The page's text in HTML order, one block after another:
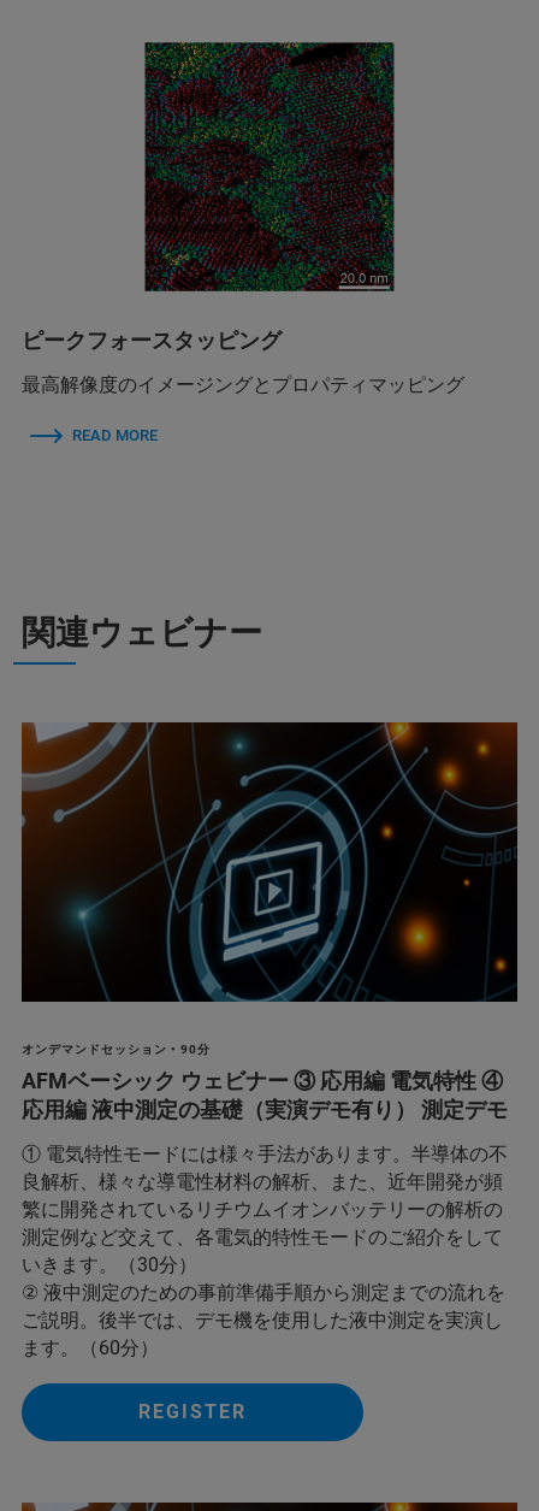
ピークフォースタッピング
最高解像度のイメージングとプロパティマッピング
READ MORE
関連ウェビナー
オンデマンドセッション • 90分
AFMベーシック ウェビナー ③ 応用編 電気特性 ④
応用編 液中測定の基礎（実演デモ有り） 測定デモ
① 電気特性モードには様々手法があります。半導体の不
良解析、様々な導電性材料の解析、また、近年開発が頻
繁に開発されているリチウムイオンバッテリーの解析の
測定例など交えて、各電気的特性モードのご紹介をして
いきます。（30分）
② 液中測定のための事前準備手順から測定までの流れを
ご説明。後半では、デモ機を使用した液中測定を実演し
ます。（60分）
REGISTER